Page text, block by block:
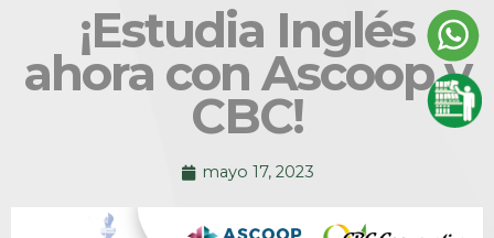
¡Estudia Inglés
ahora con Ascoop y
CBC!
mayo 17, 2023